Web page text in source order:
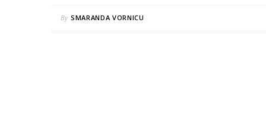
By SMARANDA VORNICU